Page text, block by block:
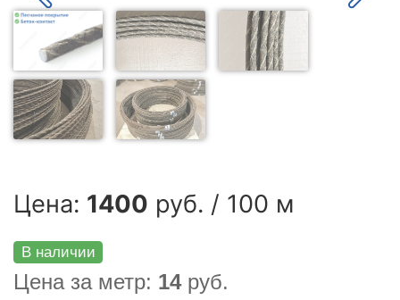
Цена: 1400 руб. / 100 м
В наличии
Цена за метр: 14руб.